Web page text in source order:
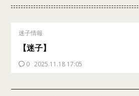
迷子情報
【迷子】
0 2025.11.18 17:05